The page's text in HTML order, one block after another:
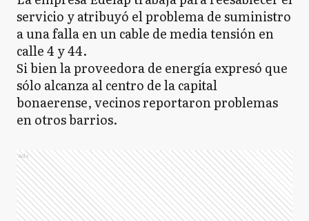
servicio y atribuyó el problema de suministro
a una falla en un cable de media tensión en
calle 4 y 44.
Si bien la proveedora de energía expresó que
sólo alcanza al centro de la capital
bonaerense, vecinos reportaron problemas
en otros barrios.
Ads